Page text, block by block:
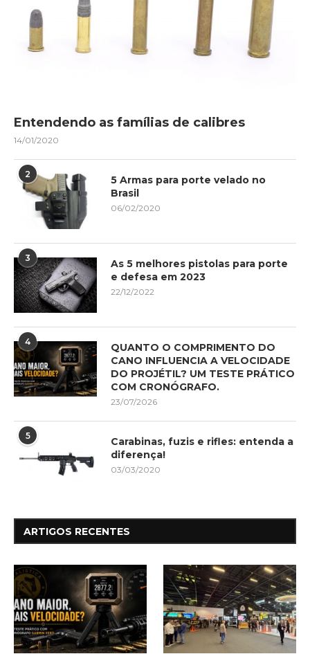
Entendendo as famílias de calibres
14/01/2020
2
5 Armas para porte velado no
Brasil
06/02/2020
3
As 5 melhores pistolas para porte
e defesa em 2023
22/12/2022
4
QUANTO O COMPRIMENTO DO
CANO INFLUENCIA A VELOCIDADE
DO PROJÉTIL? UM TESTE PRÁTICO
COM CRONÓGRAFO.
23/07/2026
5
Carabinas, fuzis e rifles: entenda a
diferença!
03/03/2020
ARTIGOS RECENTES